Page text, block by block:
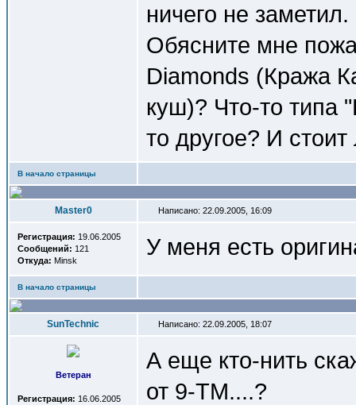
ничего не заметил.
Обясните мне
Diamonds (Кража
куш)? Что-то типа
то другое? И
В начало страницы
Master0 Написано: 22.09.2005, 16:09
Регистрация: 19.06.2005
Сообщений: 121
Откуда: Minsk
У меня есть
В начало страницы
SunTechnic Написано: 22.09.2005, 18:07
Ветеран
Регистрация: 16.06.2005
А еще кто-нить
от 9-TM....?